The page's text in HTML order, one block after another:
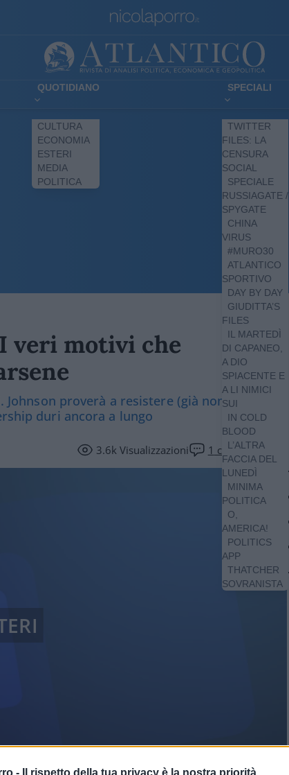
- Il rispetto della tua privacy è la nostra priorità
QUOTIDIANO
CULTURA
ECONOMIA
ESTERI
MEDIA
POLITICA
SPECIALI
TWITTER
FILES: LA
CENSURA
SOCIAL
SPECIALE
RUSSIAGATE /
SPYGATE
CHINA
VIRUS
#MURO30
ATLANTICO
SPORTIVO
DAY BY DAY
GIUDITTA’S
FILES
IL MARTEDÌ
DI CAPANEO,
A DIO
SPIACENTE E
A LI NIMICI
SUI
IN COLD
BLOOD
L’ALTRA
FACCIA DEL
LUNEDÌ
MINIMA
POLITICA
O,
AMERICA!
POLITICS
APP
THATCHER
SOVRANISTA
veri motivi che
proverà a resistere (già nominati i
duri ancora a lungo
3.6k Visualizzazioni 1 commento